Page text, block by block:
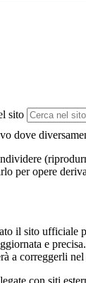
sito
dove
per opere
il sito
e
a correggerli
con siti